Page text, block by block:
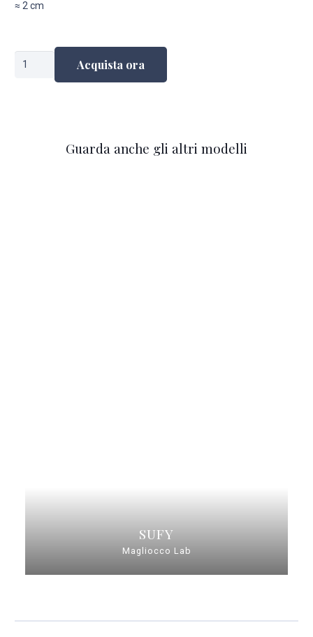
≈ 2 cm
quantità
Acquista ora
Guarda anche gli altri modelli
SUFY
Magliocco Lab